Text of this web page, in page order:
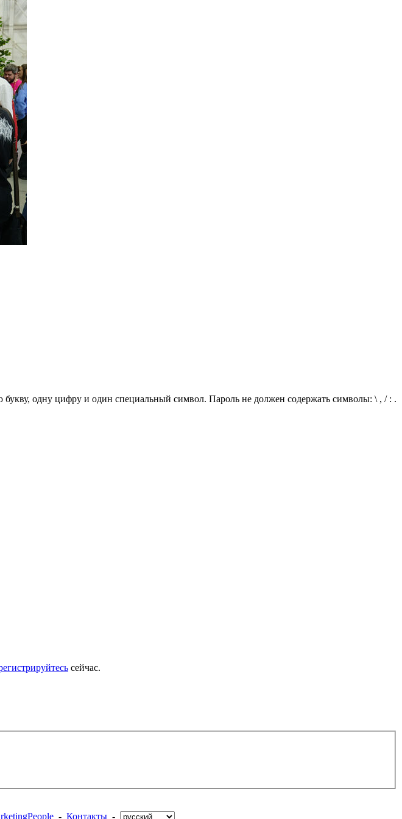
одну цифру и один специальный символ. Пароль не должен содержать символы: \ , / : .
сейчас.
- Контакты -